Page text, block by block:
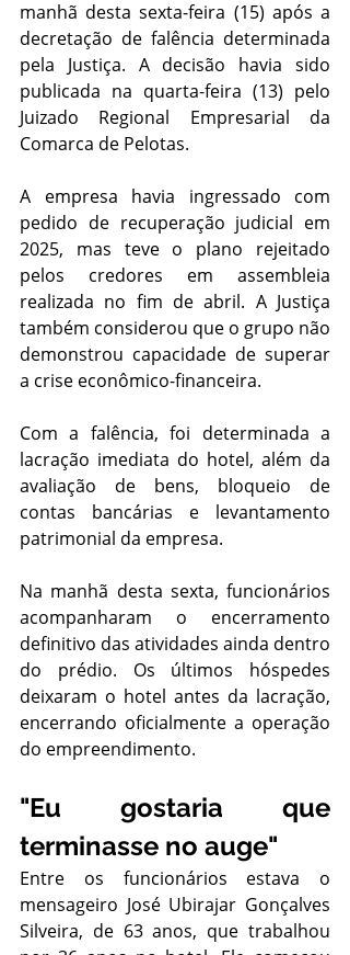
decretação de falência determinada
pela Justiça. A decisão havia sido
publicada na quarta-feira (13) pelo
Juizado Regional Empresarial da
Comarca de Pelotas.
A empresa havia ingressado com
pedido de recuperação judicial em
2025, mas teve o plano rejeitado
pelos credores em assembleia
realizada no fim de abril. A Justiça
também considerou que o grupo não
demonstrou capacidade de superar
a crise econômico-financeira.
Com a falência, foi determinada a
lacração imediata do hotel, além da
avaliação de bens, bloqueio de
contas bancárias e levantamento
patrimonial da empresa.
Na manhã desta sexta, funcionários
acompanharam o encerramento
definitivo das atividades ainda dentro
do prédio. Os últimos hóspedes
deixaram o hotel antes da lacração,
encerrando oficialmente a operação
do empreendimento.
"Eu gostaria que
terminasse no auge"
Entre os funcionários estava o
mensageiro José Ubirajar Gonçalves
Silveira, de 63 anos, que trabalhou